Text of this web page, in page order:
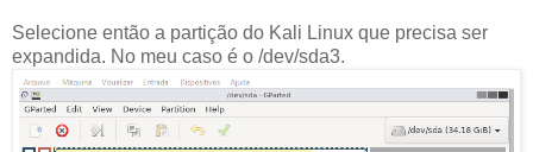
Selecione então a partição do Kali Linux que precisa ser
expandida. No meu caso é o /dev/sda3.